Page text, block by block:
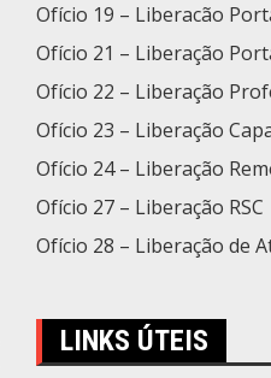
Ofício 19 – Liberacão
Ofício 21 – Liberação
Ofício 22 – Liberação
Ofício 23 – Liberação
Ofício 24 – Liberação
Ofício 27 – Liberação RSC
Ofício 28 – Liberação de
LINKS ÚTEIS